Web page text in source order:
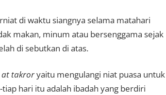
di waktu siangnya selama matahari
makan, minum atau bersenggama sejak
di sebutkan di atas.
at takroryaitu mengulangi niat puasa untuk
hari itu adalah ibadah yang berdiri